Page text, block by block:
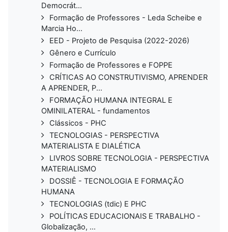
Democrát...
Formação de Professores - Leda Scheibe e
Marcia Ho...
EED - Projeto de Pesquisa (2022-2026)
Gênero e Currículo
Formação de Professores e FOPPE
CRÍTICAS AO CONSTRUTIVISMO, APRENDER
A APRENDER, P...
FORMAÇÃO HUMANA INTEGRAL E
OMINILATERAL - fundamentos
Clássicos - PHC
TECNOLOGIAS - PERSPECTIVA
MATERIALISTA E DIALÉTICA
LIVROS SOBRE TECNOLOGIA - PERSPECTIVA
MATERIALISMO
DOSSIÊ - TECNOLOGIA E FORMAÇÃO
HUMANA
TECNOLOGIAS (tdic) E PHC
POLÍTICAS EDUCACIONAIS E TRABALHO -
Globalização, ...